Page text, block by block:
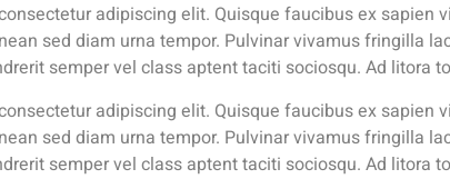
adipiscing elit. Quisque faucibus ex
sed diam urna tempor. Pulvinar vivamus fringilla
semper vel class aptent taciti sociosqu. Ad litora
adipiscing elit. Quisque faucibus ex
sed diam urna tempor. Pulvinar vivamus fringilla
semper vel class aptent taciti sociosqu. Ad litora